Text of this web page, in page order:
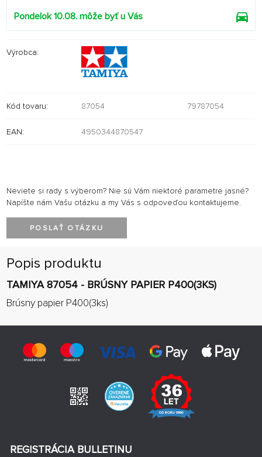
Pondelok 10.08. môže byť u Vás
Výrobca:
Kód tovaru: 87054 79787054
EAN: 4950344870547
Neviete si rady s výberom? Nie sú Vám niektoré parametre jasné?
Napíšte nám Vašu otázku a my Vás s odpoveďou kontaktujeme.
POSLAŤ OTÁZKU
Popis produktu
TAMIYA 87054 - BRÚSNY PAPIER P400(3KS)
Brúsny papier P400(3ks)
REGISTRÁCIA BULLETINU